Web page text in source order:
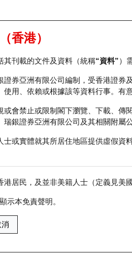
美股指數產品 輪證市場統計 正股
香港）
其刊載的文件及資料（統稱“資料”）
證券亞洲有限公司編制，受香港證券
使用、依賴或根據該等資料行事。有
或會禁止或限制閣下瀏覽、下載、傳
瑞銀證券亞洲有限公司及其相關附屬
士或實體就其所居住地區提供虛假資
港居民，及並非美籍人士（定義見美
示本免責聲明。
析儀
計 比較
牛證 HSI 恒生指數
資產價格25,668.03